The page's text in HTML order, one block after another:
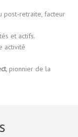
post-retraite, facteur
et actifs.
activité
, pionnier de la